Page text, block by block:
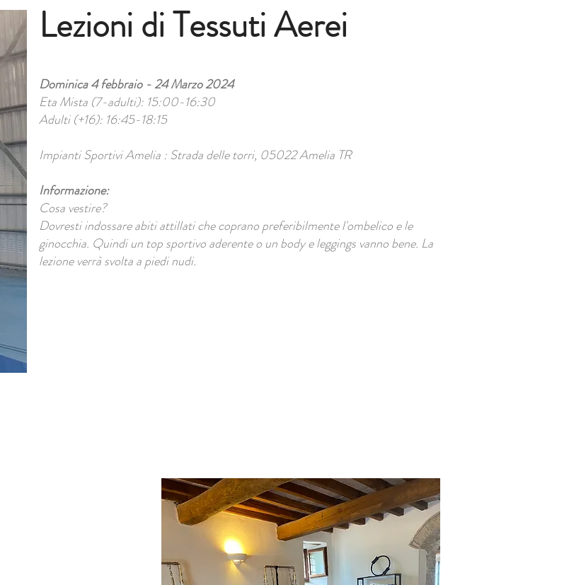
Lezioni di Tessuti Aerei
Dominica 4 febbraio - 24 Marzo 2024
Eta Mista (7-adulti): 15:00-16:30
Adulti (+16): 16:45-18:15
Impianti Sportivi Amelia : Strada delle torri, 05022 Amelia TR
Informazione:
Cosa vestire?
Dovresti indossare abiti attillati che coprano preferibilmente l'ombelico e le
ginocchia. Quindi un top sportivo aderente o un body e leggings vanno bene. La
lezione verrà svolta a piedi nudi.